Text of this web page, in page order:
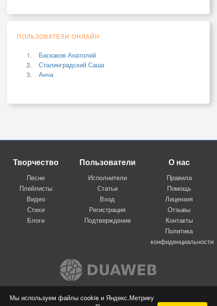
Мы используем файлы cookie и Яндекс.Метрику
ПОЛЬЗОВАТЕЛИ ОНЛАЙН
Баскаков Анатолий
Сталинградский Саша
Анча
Творчество
Песни
Плейлисты
Видео
Стихи
Блоги
Пользователи
Исполнители
Статьи
Вход
Регистрация
Подтверждение
О нас
Правила
Помощь
Лицензия
Отзывы
Контакты
Политика
конфиденциальности
Вконтакте